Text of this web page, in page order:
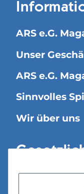
ARS e.G.
Unser
ARS e.G.
Sinnvolles
Wir über uns